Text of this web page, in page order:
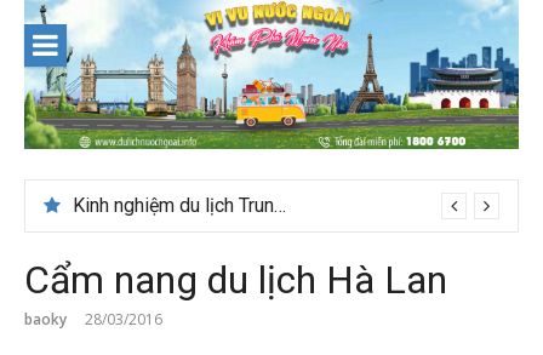
content
Du lịch Maldives – Lần đầu nên đi đâu, chơi gì?
Cẩm nang du lịch Hà Lan
baoky 28/03/2016